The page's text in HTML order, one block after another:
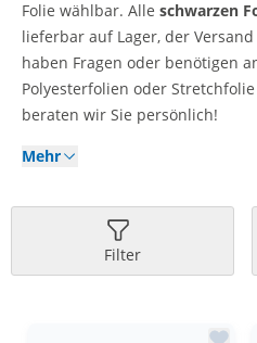
Folie wählbar. Alle schwarzen
lieferbar auf Lager, der
haben Fragen oder benötigen
Polyesterfolien oder
beraten wir Sie persönlich!
Mehr
Filter